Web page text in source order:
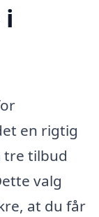
i
en rigtig
tre tilbud
valg
at du får